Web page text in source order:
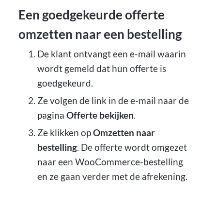
Een goedgekeurde offerte
omzetten naar een bestelling
De klant ontvangt een e-mail waarin
wordt gemeld dat hun offerte is
goedgekeurd.
Ze volgen de link in de e-mail naar de
pagina Offerte bekijken.
Ze klikken opOmzetten naar
bestelling. De offerte wordt omgezet
naar een WooCommerce-bestelling
en ze gaan verder met de afrekening.